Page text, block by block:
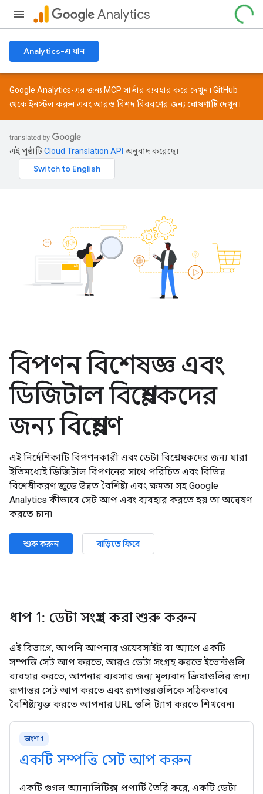
Analytics
Analytics-এ যান
Google Analytics-এর জন্য MCP সার্ভার ব্যবহার করে দেখুন। GitHub
থেকে ইনস্টল করুন এবং আরও বিশদ বিবরণের জন্যঘোষণাটিদেখুন।
এই পৃষ্ঠাটিCloud Translation API অনুবাদ করেছে।
বিপণন বিশেষজ্ঞ এবং
ডিজিটাল বিশ্লেষকদের
জন্য বিশ্লেষণ
এই নির্দেশিকাটি বিপণনকারী এবং ডেটা বিশ্লেষকদের জন্য যারা
ইতিমধ্যেই ডিজিটাল বিপণনের সাথে পরিচিত এবং বিভিন্ন
বিশেষীকরণ জুড়ে উন্নত বৈশিষ্ট্য এবং ক্ষমতা সহ Google
Analytics কীভাবে সেট আপ এবং ব্যবহার করতে হয় তা অন্বেষণ
করতে চান৷
শুরু করুন বাড়িতে ফিরে
ধাপ 1: ডেটা সংগ্রহ করা শুরু করুন
এই বিভাগে, আপনি আপনার ওয়েবসাইট বা অ্যাপে একটি
সম্পত্তি সেট আপ করতে, আরও ডেটা সংগ্রহ করতে ইভেন্টগুলি
ব্যবহার করতে, আপনার ব্যবসার জন্য মূল্যবান ক্রিয়াগুলির জন্য
রূপান্তর সেট আপ করতে এবং রূপান্তরগুলিকে সঠিকভাবে
বৈশিষ্ট্যযুক্ত করতে আপনার URL গুলি ট্যাগ করতে শিখবেন৷
অংশ 1
একটি সম্পত্তি সেট আপ করুন
একটি গুগল অ্যানালিটিক্স প্রপার্টি তৈরি করে, একটি ডেটা